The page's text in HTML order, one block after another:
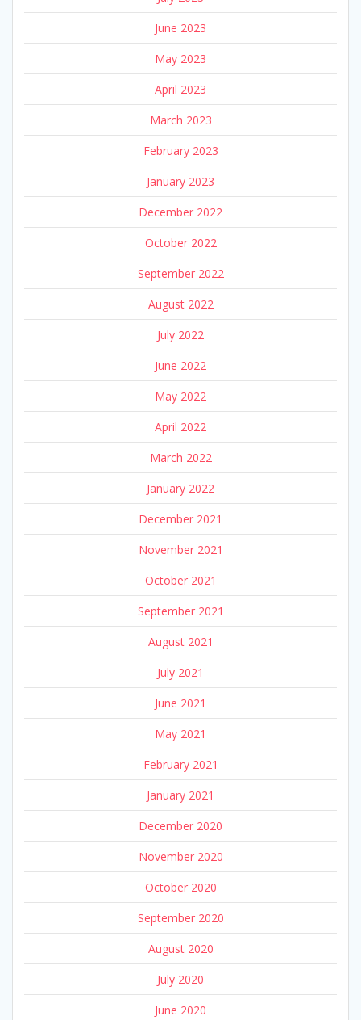
June 2023
May 2023
April 2023
March 2023
February 2023
January 2023
December 2022
October 2022
September 2022
August 2022
July 2022
June 2022
May 2022
April 2022
March 2022
January 2022
December 2021
November 2021
October 2021
September 2021
August 2021
July 2021
June 2021
May 2021
February 2021
January 2021
December 2020
November 2020
October 2020
September 2020
August 2020
July 2020
June 2020